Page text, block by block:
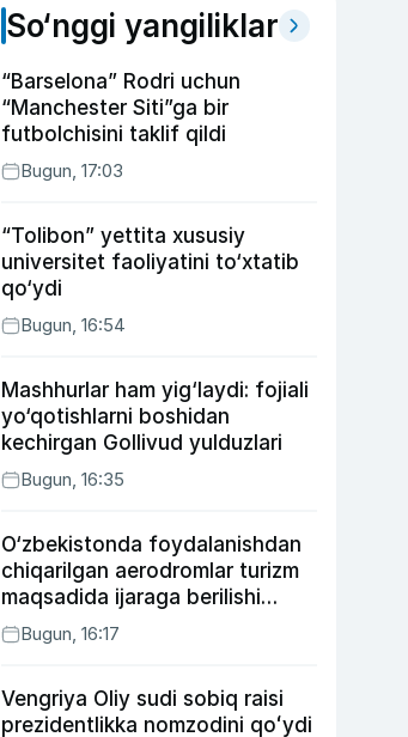
So‘nggi yangiliklar
“Barselona” Rodri uchun
“Manchester Siti”ga bir
futbolchisini taklif qildi
Bugun, 17:03
“Tolibon” yettita xususiy
universitet faoliyatini to‘xtatib
qo‘ydi
Bugun, 16:54
Mashhurlar ham yig‘laydi: fojiali
yo‘qotishlarni boshidan
kechirgan Gollivud yulduzlari
Bugun, 16:35
O‘zbekistonda foydalanishdan
chiqarilgan aerodromlar turizm
maqsadida ijaraga berilishi
mumkin
Bugun, 16:17
Vengriya Oliy sudi sobiq raisi
prezidentlikka nomzodini qoʻydi